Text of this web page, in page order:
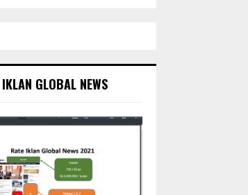
A
C
GLOBAL NEWS